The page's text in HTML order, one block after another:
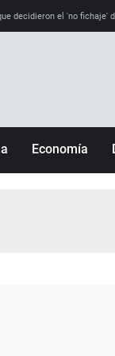
decidieron el 'no fichaje'
Economía